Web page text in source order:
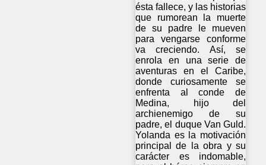
ésta fallece, y las historias
que rumorean la muerte
de su padre le mueven
para vengarse conforme
va creciendo. Así, se
enrola en una serie de
aventuras en el Caribe,
donde curiosamente se
enfrenta al conde de
Medina, hijo del
archienemigo de su
padre, el duque Van Guld.
Yolanda es la motivación
principal de la obra y su
carácter es indomable,